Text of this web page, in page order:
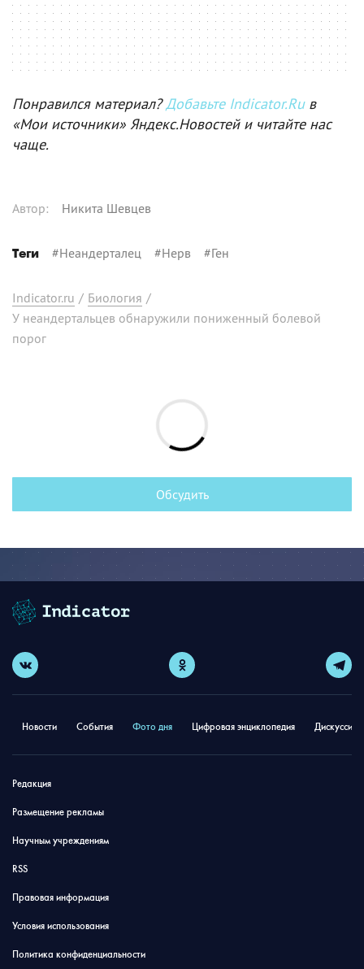
Понравился материал?Добавьте Indicator.Ruв
«Мои источники» Яндекс.Новостей и читайте нас
чаще.
Автор: Никита Шевцев
Теги #Неандерталец #Нерв #Ген
Indicator.ru / Биология /
У неандертальцев обнаружили пониженный болевой
порог
Обсудить
Новости События Фото дня Цифровая энциклопедия
Редакция
Размещение рекламы
Научным учреждениям
RSS
Правовая информация
Условия использования
Политика конфиденциальности